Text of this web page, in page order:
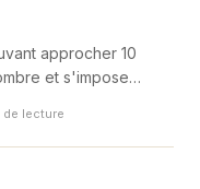
approcher 10
et s'impose
l'IA.
de lecture